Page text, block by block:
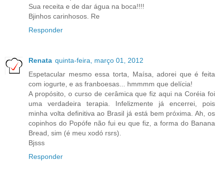
Sua receita e de dar água na boca!!!!
Bjinhos carinhosos. Re
Responder
Renata quinta-feira, março 01, 2012
Espetacular mesmo essa torta, Maísa, adorei que é feita
com iogurte, e as franboesas... hmmmm que delícia!
A propósito, o curso de cerâmica que fiz aqui na Coréia foi
uma verdadeira terapia. Infelizmente já encerrei, pois
minha volta definitiva ao Brasil já está bem próxima. Ah, os
copinhos do Popófe não fui eu que fiz, a forma do Banana
Bread, sim (é meu xodó rsrs).
Bjsss
Responder